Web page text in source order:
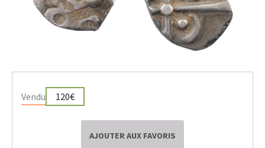
Vendu 120€
AJOUTER AUX FAVORIS